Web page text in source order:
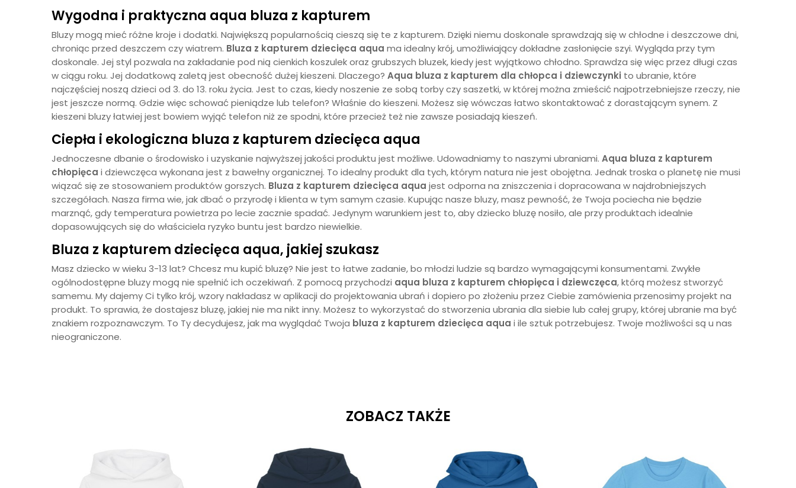
Wygodna i praktyczna aqua bluza z kapturem
Bluzy mogą mieć różne kroje i dodatki. Największą popularnością cieszą się te z kapturem. Dzięki niemu doskonale sprawdzają się w chłodne i deszczowe dni,
chroniąc przed deszczem czy wiatrem. Bluza z kapturem dziecięca aqua ma idealny krój, umożliwiający dokładne zasłonięcie szyi. Wygląda przy tym
doskonale. Jej styl pozwala na zakładanie pod nią cienkich koszulek oraz grubszych bluzek, kiedy jest wyjątkowo chłodno. Sprawdza się więc przez długi czas
w ciągu roku. Jej dodatkową zaletą jest obecność dużej kieszeni. Dlaczego? Aqua bluza z kapturem dla chłopca i dziewczynki to ubranie, które
najczęściej noszą dzieci od 3. do 13. roku życia. Jest to czas, kiedy noszenie ze sobą torby czy saszetki, w której można zmieścić najpotrzebniejsze rzeczy, nie
jest jeszcze normą. Gdzie więc schować pieniądze lub telefon? Właśnie do kieszeni. Możesz się wówczas łatwo skontaktować z dorastającym synem. Z
kieszeni bluzy łatwiej jest bowiem wyjąć telefon niż ze spodni, które przecież też nie zawsze posiadają kieszeń.
Ciepła i ekologiczna bluza z kapturem dziecięca aqua
Jednoczesne dbanie o środowisko i uzyskanie najwyższej jakości produktu jest możliwe. Udowadniamy to naszymi ubraniami. Aqua bluza z kapturem
chłopięca i dziewczęca wykonana jest z bawełny organicznej. To idealny produkt dla tych, którym natura nie jest obojętna. Jednak troska o planetę nie musi
wiązać się ze stosowaniem produktów gorszych. Bluza z kapturem dziecięca aqua jest odporna na zniszczenia i dopracowana w najdrobniejszych
szczegółach. Nasza firma wie, jak dbać o przyrodę i klienta w tym samym czasie. Kupując nasze bluzy, masz pewność, że Twoja pociecha nie będzie
marznąć, gdy temperatura powietrza po lecie zacznie spadać. Jedynym warunkiem jest to, aby dziecko bluzę nosiło, ale przy produktach idealnie
dopasowujących się do właściciela ryzyko buntu jest bardzo niewielkie.
Bluza z kapturem dziecięca aqua, jakiej szukasz
Masz dziecko w wieku 3-13 lat? Chcesz mu kupić bluzę? Nie jest to łatwe zadanie, bo młodzi ludzie są bardzo wymagającymi konsumentami. Zwykłe
ogólnodostępne bluzy mogą nie spełnić ich oczekiwań. Z pomocą przychodzi aqua bluza z kapturem chłopięca i dziewczęca, którą możesz stworzyć
samemu. My dajemy Ci tylko krój, wzory nakładasz w aplikacji do projektowania ubrań i dopiero po złożeniu przez Ciebie zamówienia przenosimy projekt na
produkt. To sprawia, że dostajesz bluzę, jakiej nie ma nikt inny. Możesz to wykorzystać do stworzenia ubrania dla siebie lub całej grupy, której ubranie ma być
znakiem rozpoznawczym. To Ty decydujesz, jak ma wyglądać Twoja bluza z kapturem dziecięca aqua i ile sztuk potrzebujesz. Twoje możliwości są u nas
nieograniczone.
ZOBACZ TAKŻE